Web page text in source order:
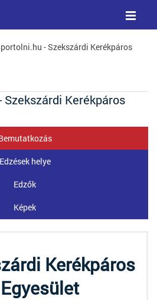
- Szekszárdi Kerékpáros
Szekszárdi Kerékpáros
Edzések helye
Edzők
Képek
Kerékpáros